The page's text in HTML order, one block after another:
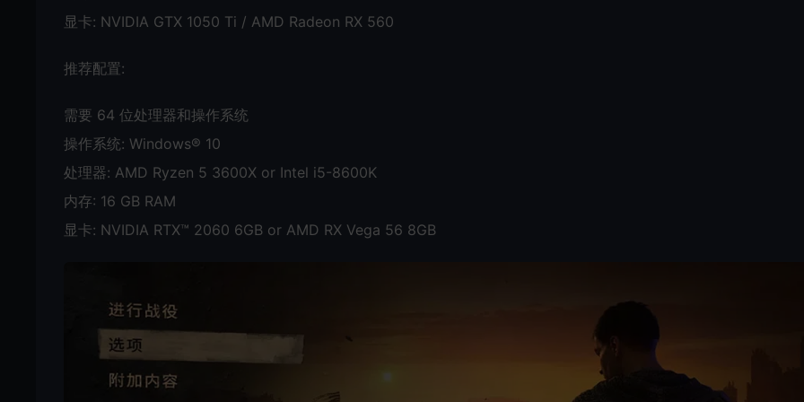
显卡: NVIDIA GTX 1050 Ti / AMD Radeon RX 560
推荐配置:
需要 64 位处理器和操作系统
操作系统: Windows® 10
处理器: AMD Ryzen 5 3600X or Intel i5-8600K
内存: 16 GB RAM
显卡: NVIDIA RTX™ 2060 6GB or AMD RX Vega 56 8GB